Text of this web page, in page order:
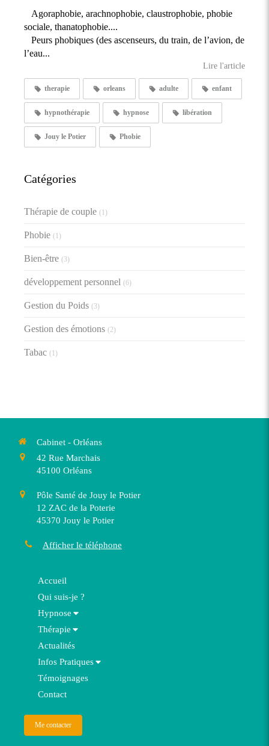
Agoraphobie, arachnophobie, claustrophobie, phobie
sociale, thanatophobie....
Peurs phobiques (des ascenseurs, du train, de l’avion, de
l’eau...
Lire l'article
therapie orleans adulte enfant
hypnothérapie hypnose libération
Jouy le Potier Phobie
Catégories
Thérapie de couple (1)
Phobie (1)
Bien-être (3)
développement personnel (6)
Gestion du Poids (3)
Gestion des émotions (2)
Tabac (1)
Accueil
Qui suis-je ?
Hypnose
Thérapie
Actualités
Infos Pratiques
Témoignages
Contact
Me contacter
Cabinet - Orléans
42 Rue Marchais
45100 Orléans
Pôle Santé de Jouy le Potier
12 ZAC de la Poterie
45370 Jouy le Potier
Afficher le téléphone